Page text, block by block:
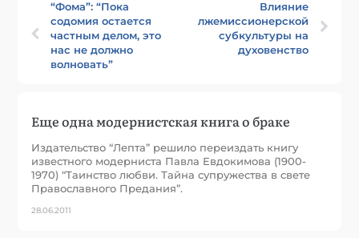
“Фома”: “Пока
содомия остается
частным делом, это
нас не должно
волновать”
Влияние
лжемиссионерской
субкультуры на
духовенство
Еще одна модернистская книга о браке
Издательство “Лепта” решило переиздать книгу
известного модерниста Павла Евдокимова (1900-
1970) “Таинство любви. Тайна супружества в свете
Православного Предания”.
28.06.2011